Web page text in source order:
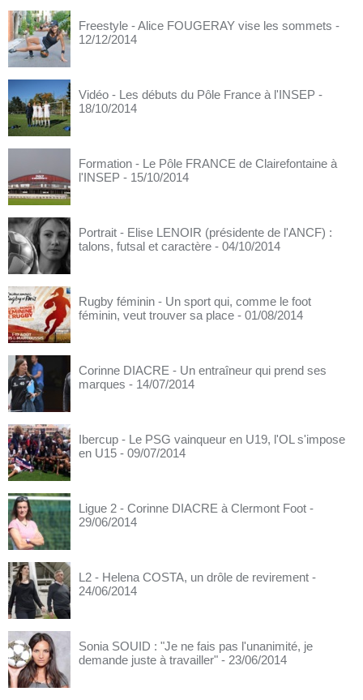
Freestyle - Alice FOUGERAY vise les sommets -
12/12/2014
Vidéo - Les débuts du Pôle France à l'INSEP -
18/10/2014
Formation - Le Pôle FRANCE de Clairefontaine à
l'INSEP - 15/10/2014
Portrait - Elise LENOIR (présidente de l'ANCF) :
talons, futsal et caractère - 04/10/2014
Rugby féminin - Un sport qui, comme le foot
féminin, veut trouver sa place - 01/08/2014
Corinne DIACRE - Un entraîneur qui prend ses
marques - 14/07/2014
Ibercup - Le PSG vainqueur en U19, l'OL s'impose
en U15 - 09/07/2014
Ligue 2 - Corinne DIACRE à Clermont Foot -
29/06/2014
L2 - Helena COSTA, un drôle de revirement -
24/06/2014
Sonia SOUID : "Je ne fais pas l'unanimité, je
demande juste à travailler" - 23/06/2014